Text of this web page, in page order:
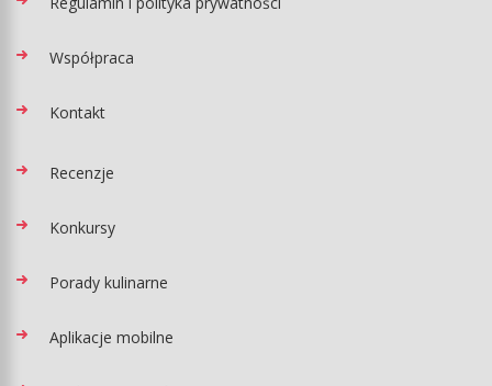
Współpraca
Kontakt
Recenzje
Konkursy
Porady kulinarne
Aplikacje mobilne